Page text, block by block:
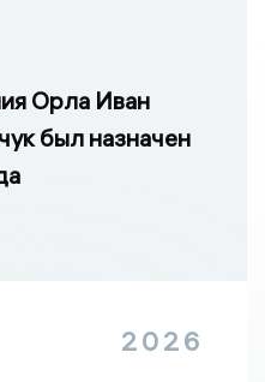
Орла Иван
был назначен
2026